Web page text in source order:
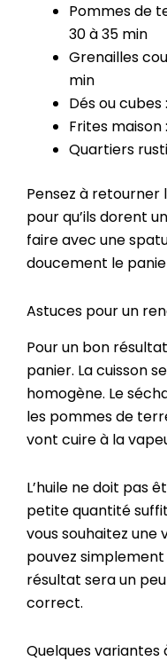
Pommes de
30 à 35 min
Grenailles
min
Dés ou cubes
Frites maison
Quartiers
Pensez à retourner
pour qu’ils dorent
faire avec une
doucement le
Astuces pour un
Pour un bon
panier. La cuisson
homogène. Le
les pommes de
vont cuire à la
L’huile ne doit pas
petite quantité
vous souhaitez une
pouvez
résultat sera un
correct.
Quelques variantes